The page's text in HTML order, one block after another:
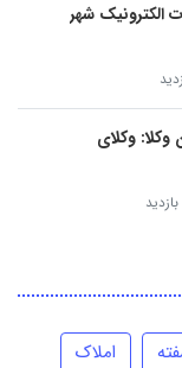
الکترونیک شهر
وکلای
املاک